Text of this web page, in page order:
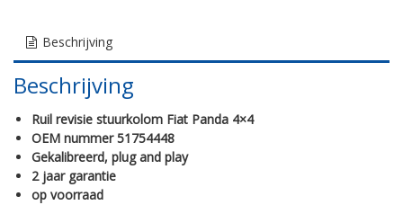
Beschrijving
Beschrijving
Ruil revisie stuurkolom Fiat Panda 4×4
OEM nummer 51754448
Gekalibreerd, plug and play
2 jaar garantie
op voorraad